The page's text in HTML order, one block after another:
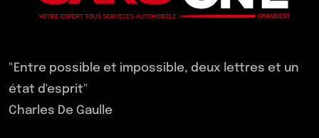
"Entre possible et impossible, deux lettres et un
état d'esprit"
Charles De Gaulle